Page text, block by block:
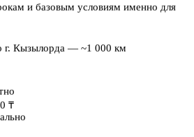
и базовым условиям именно для
г. Кызылорда — ~1 000 км
₸